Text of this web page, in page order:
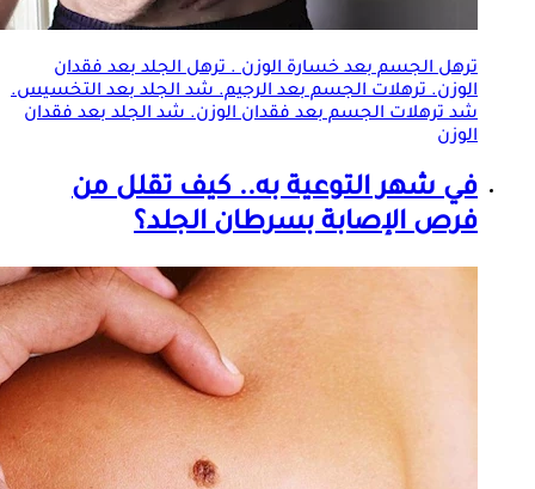
ترهل الجسم بعد خسارة الوزن . ترهلالجلدبعد فقدان
الوزن. ترهلات الجسم بعد الرجيم. شدالجلدبعد التخسيس.
شد ترهلات الجسم بعد فقدان الوزن. شدالجلدبعد فقدان
الوزن
في شهر التوعية به.. كيف تقلل من
فرص الإصابة بسرطانالجلد؟